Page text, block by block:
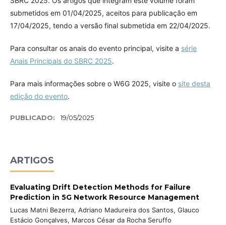
submetidos em 01/04/2025, aceitos para publicação em
17/04/2025, tendo a versão final submetida em 22/04/2025.
Para consultar os anais do evento principal, visite a série
Anais Principais do SBRC 2025.
Para mais informações sobre o W6G 2025, visite o site desta
edição do evento.
PUBLICADO: 19/05/2025
ARTIGOS
Evaluating Drift Detection Methods for Failure
Prediction in 5G Network Resource Management
Lucas Matni Bezerra, Adriano Madureira dos Santos, Glauco
Estácio Gonçalves, Marcos César da Rocha Seruffo